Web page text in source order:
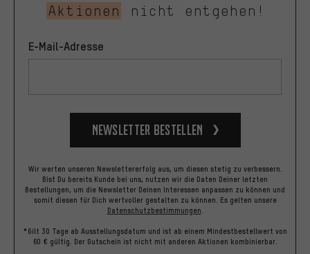
Aktionen
nicht entgehen!
E-Mail-Adresse
Newsletter bestellen
Wir werten unseren Newslettererfolg aus, um diesen stetig zu verbessern.
Bist Du bereits Kunde bei uns, nutzen wir die Daten Deiner letzten
Bestellungen, um die Newsletter Deinen Interessen anpassen zu können und
somit diesen für Dich wertvoller gestalten zu können. Es gelten unsere
Datenschutzbestimmungen
*Gilt 30 Tage ab Ausstellungsdatum und ist ab einem Mindestbestellwert von
60 € gültig. Der Gutschein ist nicht mit anderen Aktionen kombinierbar.